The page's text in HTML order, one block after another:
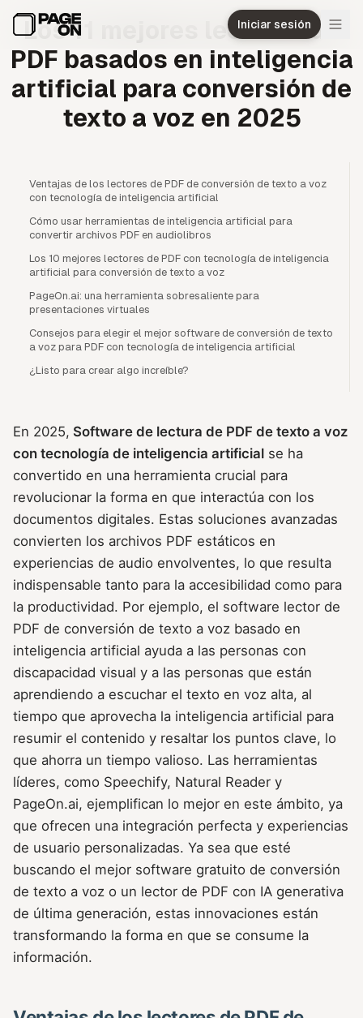
Iniciar sesión
Los 11 mejores lectores de
PDF basados en inteligencia
artificial para conversión de
texto a voz en 2025
Ventajas de los lectores de PDF de conversión de texto a voz
con tecnología de inteligencia artificial
Cómo usar herramientas de inteligencia artificial para
convertir archivos PDF en audiolibros
Los 10 mejores lectores de PDF con tecnología de inteligencia
artificial para conversión de texto a voz
PageOn.ai: una herramienta sobresaliente para
presentaciones virtuales
Consejos para elegir el mejor software de conversión de texto
a voz para PDF con tecnología de inteligencia artificial
¿Listo para crear algo increíble?
En 2025, Software de lectura de PDF de texto a voz
con tecnología de inteligencia artificial se ha
convertido en una herramienta crucial para
revolucionar la forma en que interactúa con los
documentos digitales. Estas soluciones avanzadas
convierten los archivos PDF estáticos en
experiencias de audio envolventes, lo que resulta
indispensable tanto para la accesibilidad como para
la productividad. Por ejemplo, el software lector de
PDF de conversión de texto a voz basado en
inteligencia artificial ayuda a las personas con
discapacidad visual y a las personas que están
aprendiendo a escuchar el texto en voz alta, al
tiempo que aprovecha la inteligencia artificial para
resumir el contenido y resaltar los puntos clave, lo
que ahorra un tiempo valioso. Las herramientas
líderes, como Speechify, Natural Reader y
PageOn.ai, ejemplifican lo mejor en este ámbito, ya
que ofrecen una integración perfecta y experiencias
de usuario personalizadas. Ya sea que esté
buscando el mejor software gratuito de conversión
de texto a voz o un lector de PDF con IA generativa
de última generación, estas innovaciones están
transformando la forma en que se consume la
información.